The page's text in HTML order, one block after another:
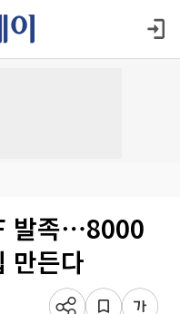
발족⋯8000
만든다